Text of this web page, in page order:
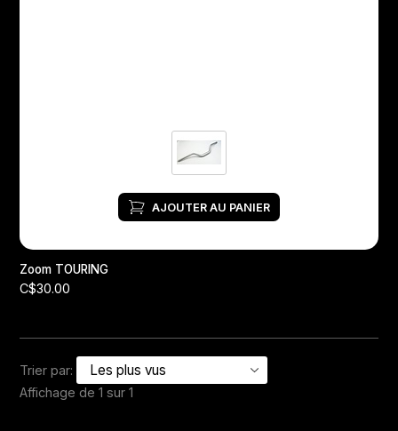
AJOUTER AU PANIER
Zoom TOURING
C$30.00
Trier par:
Affichage de 1 sur 1